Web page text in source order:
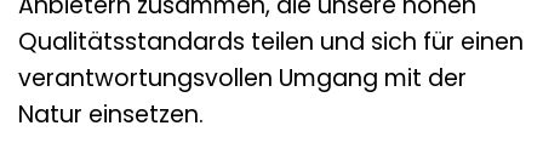
Qualitätsstandards teilen und sich für einen
verantwortungsvollen Umgang mit der
Natur einsetzen.